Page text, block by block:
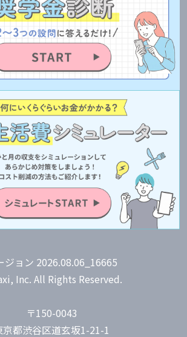
ジョン 2026.08.06_16665
Inc. All Rights Reserved.
〒150-0043
京都渋谷区道玄坂1-21-1